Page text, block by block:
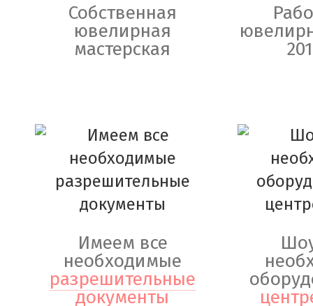
Собственная
ювелирная
мастерская
Имеем все
необходимые
разрешительные
документы